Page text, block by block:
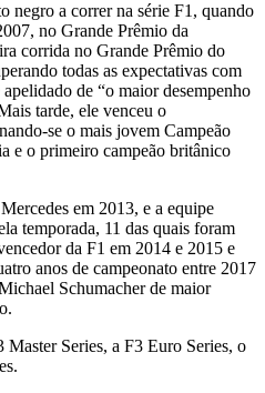
negro a correr na série F1, quando
no Grande Prêmio da
corrida no Grande Prêmio do
todas as expectativas com
de “o maior desempenho
tarde, ele venceu o
se o mais jovem Campeão
e o primeiro campeão britânico
em 2013, e a equipe
temporada, 11 das quais foram
da F1 em 2014 e 2015 e
anos de campeonato entre 2017
Schumacher de maior
Series, a F3 Euro Series, o